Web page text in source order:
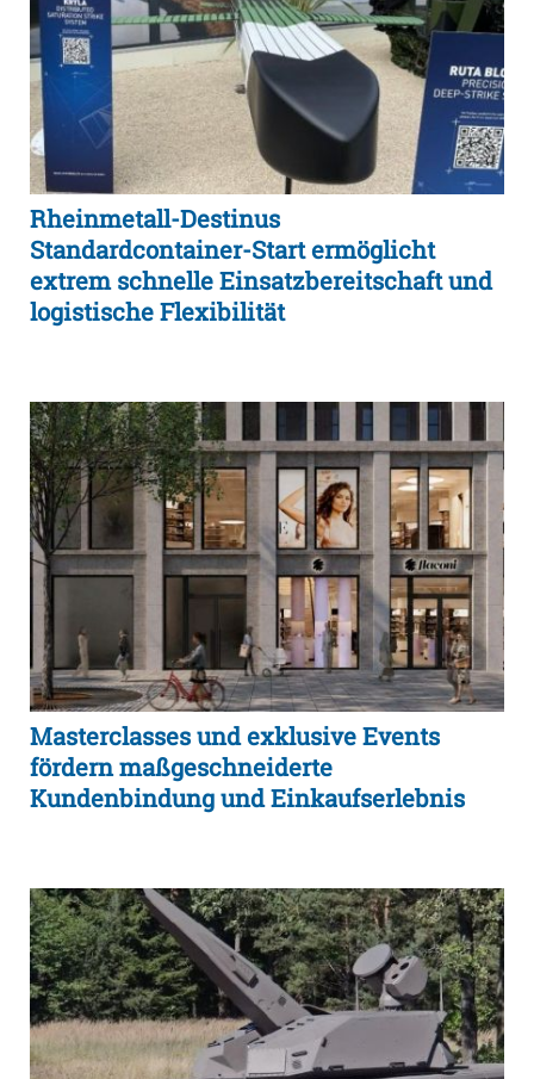
Rheinmetall-Destinus
Standardcontainer-Start ermöglicht
extrem schnelle Einsatzbereitschaft und
logistische Flexibilität
Masterclasses und exklusive Events
fördern maßgeschneiderte
Kundenbindung und Einkaufserlebnis